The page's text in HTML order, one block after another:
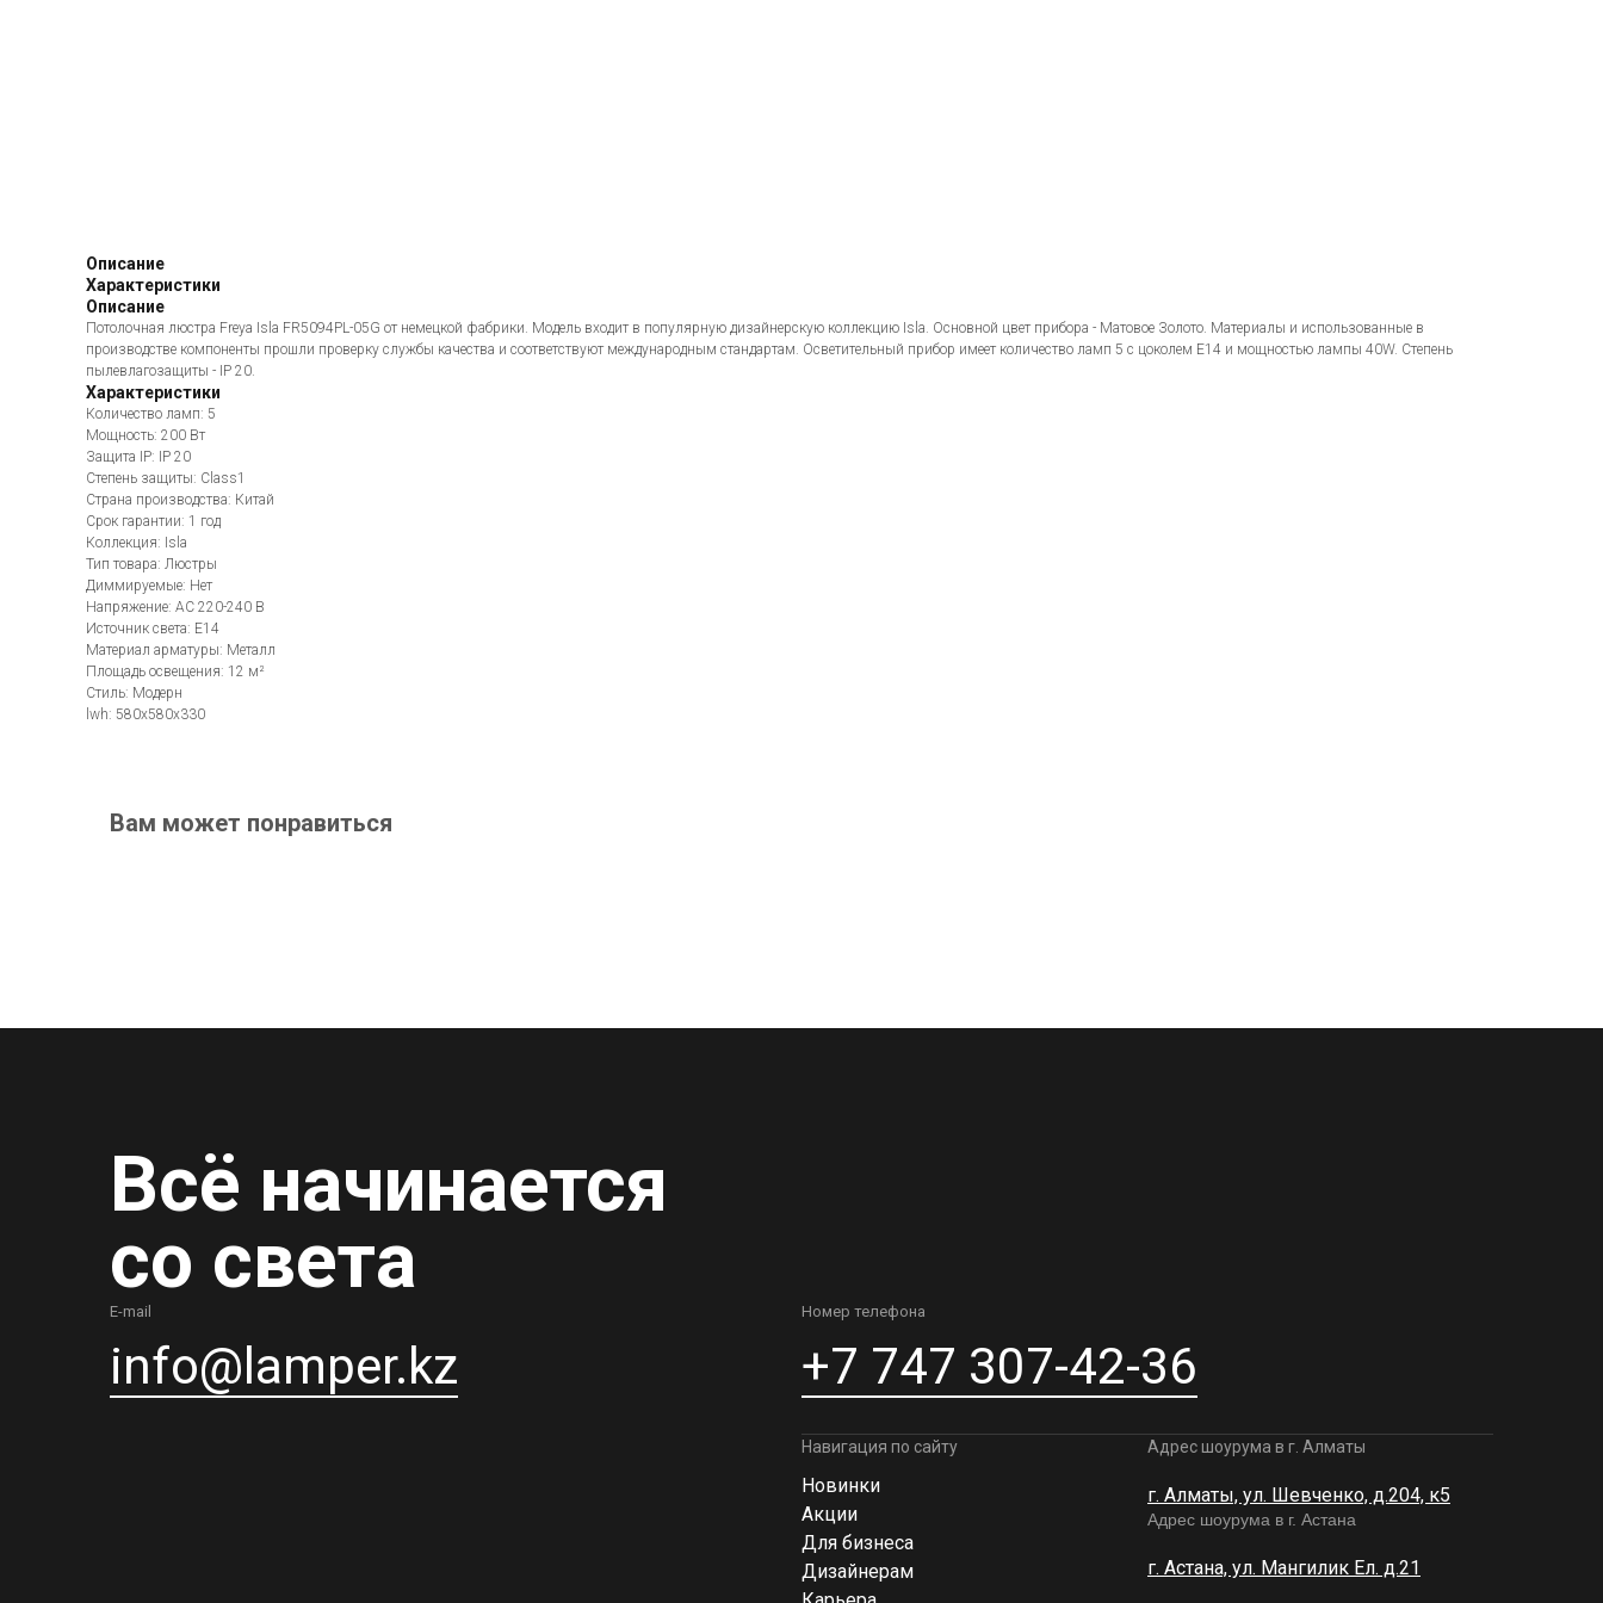
Описание
Характеристики
Описание
Потолочная люстра Freya Isla FR5094PL-05G от немецкой фабрики. Модель входит в популярную дизайнерскую коллекцию Isla. Основной цвет прибора - Матовое Золото. Материалы и использованные в
производстве компоненты прошли проверку службы качества и соответствуют международным стандартам. Осветительный прибор имеет количество ламп 5 с цоколем E14 и мощностью лампы 40W. Степень
пылевлагозащиты - IP 20.
Характеристики
Количество ламп: 5
Мощность: 200 Вт
Защита IP: IP 20
Степень защиты: Class1
Страна производства: Китай
Срок гарантии: 1 год
Коллекция: Isla
Тип товара: Люстры
Диммируемые: Нет
Напряжение: AC 220-240 В
Источник света: E14
Материал арматуры: Металл
Площадь освещения: 12 м²
Стиль: Модерн
lwh: 580x580x330
Вам может понравиться
Всё начинается
со света
E-mail
info@lamper.kz
Номер телефона
+7 747 307-42-36
Навигация по сайту
Новинки
Акции
Для бизнеса
Дизайнерам
Адрес шоурума в г. Алматы
г. Алматы, ул. Шевченко, д.204, к5
Адрес шоурума в г. Астана
г. Астана, ул. Мангилик Ел. д.21